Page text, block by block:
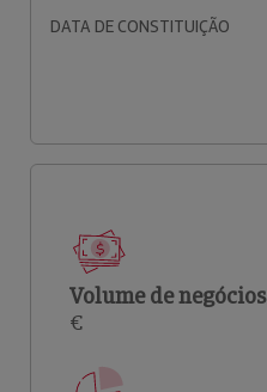
DATA DE CONSTITUIÇÃO
Volume de negócios
€